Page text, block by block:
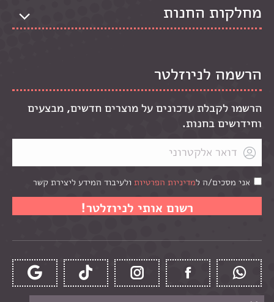
מחלקות החנות
הרשמה לניוזלטר
הרשמו לקבלת עדכונים על מוצרים חדשים, מבצעים
וחידושים בחנות.
אני מסכים/ה למדיניות הפרטיות ולעיבוד המידע ליצירת קשר